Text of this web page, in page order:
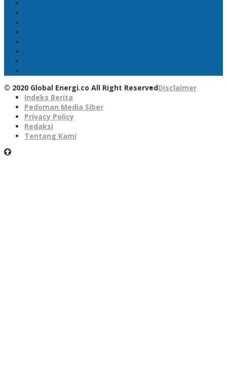
© 2020 Global Energi.co All Right ReservedDisclaimer
Indeks Berita
Pedoman Media Siber
Privacy Policy
Redaksi
Tentang Kami